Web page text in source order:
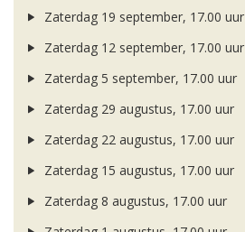
Zaterdag 19 september, 17.00 uur
Zaterdag 12 september, 17.00 uur
Zaterdag 5 september, 17.00 uur
Zaterdag 29 augustus, 17.00 uur
Zaterdag 22 augustus, 17.00 uur
Zaterdag 15 augustus, 17.00 uur
Zaterdag 8 augustus, 17.00 uur